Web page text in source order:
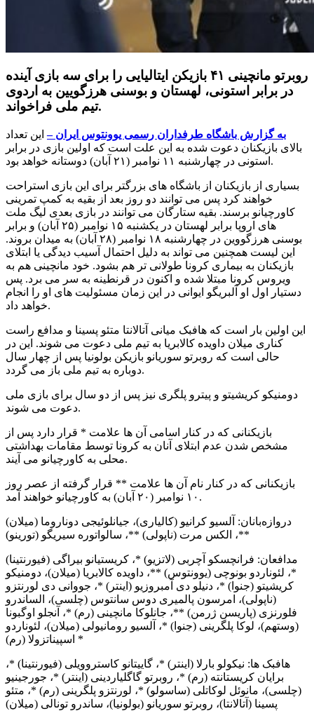
روبرتو مانچینی ۴۱ بازیکن ایتالیایی را برای سه بازی آینده
در برابر استونی، لهستان و بوسنی هرزگویین به اردوی
تیم ملی فراخواند.
به گزارش باشگاه طرفداران رسمی یوونتوس ایران –این تعداد
بالای بازیکنان دعوت شده به این علت است که اولین بازی در برابر
استونی در چهارشنبه ۱۱ نوامبر (۲۱ آبان) دوستانه خواهد بود.
بسیاری از بازیکنان از باشگاه های بزرگتر برای این بازی استراحت
خواهند کرد پس می توانند دو روز بعد از بقیه به کمپ تمرینی
کاورچیانو برسند. بقیه ستارگان می توانند در بازی بعدی لیگ ملت
های اروپا برابر لهستان در یکشنبه ۱۵ نوامبر (۲۵ آبان) و برابر
بوسنی هرزگووین در چهارشنبه ۱۸ نوامبر (۲۸ آبان) به میدان بروند.
این لیست همچنین می تواند به دلیل احتمال آسیب دیدگی یا ابتلای
بازیکنان به بیماری کرونا طولانی تر هم بشود. خود مانچینی هم به
ویروس کرونا مبتلا شده و اکنون در قرنطینه به سر می برد. پس
دستیار اول او آلبریگو ایوانی در این زمان مسئولیت های او را انجام
خواهد داد.
این اولین بار است که هافبک میانی آتالانتا متئو پسینا و مدافع راست
کناری میلان داویده کالابریا به تیم ملی دعوت می شوند. این در
حالی است که روبرتو سوریانو بازیکن بولونیا پس از چهار سال
دوباره به تیم ملی باز می گردد.
دومنیکو کریشیتو و پیترو پلگری نیز پس از دو سال برای بازی ملی
دعوت می شوند.
بازیکنانی که در کنار اسامی آن ها علامت * قرار دارد پس از
مشخص شدن عدم ابتلای آنان به کرونا توسط مقامات بهداشتی
محلی به کاورچیانو می آیند.
بازیکنانی که در کنار نام آن ها علامت ** قرار گرفته از عصر روز
۱۰ نوامبر (۲۰ آبان) به کاورچیانو خواهند آمد.
دروازه‌بانان: آلسیو کرانیو (کالیاری)، جیانلوئیجی دوناروما (میلان)
**، الکس مرت (ناپولی) **، سالواتوره سیریگو (تورینو)
مدافعان: فرانچسکو آچربی (لاتزیو) *، کریستیانو بیراگی (فیورنتینا)
*، لئوناردو بونوچی (یوونتوس) **، داویده کالابریا (میلان)، دومنیکو
کریشیتو (جنوا) *، دنیلو دی آمبروزیو (اینتر) *، جووانی دی لورنتزو
(ناپولی)، امرسون پالمیری دوس سانتوس (چلسی)، الساندرو
فلورنزی (پاریسن ژرمن) **، جانلوکا مانچینی (رم) *، آنجلو اوگبونا
(وستهم)، لوکا پلگرینی (جنوا) *، آلسیو رومانیولی (میلان)، لئوناردو
اسپیناتزولا (رم) *
هافبک ها: نیکولو بارلا (اینتر) *، گاییتانو کاستروویلی (فیورنتینا) *،
برایان کریستانته (رم) *، روبرتو گاگلیاردینی (اینتر) *، جورجینیو
(چلسی)، مانوئل لوکاتلی (ساسولو) *، لورنتزو پلگرینی (رم) *، متئو
پسینا (آتالانتا)، روبرتو سوریانو (بولونیا)، ساندرو تونالی (میلان)